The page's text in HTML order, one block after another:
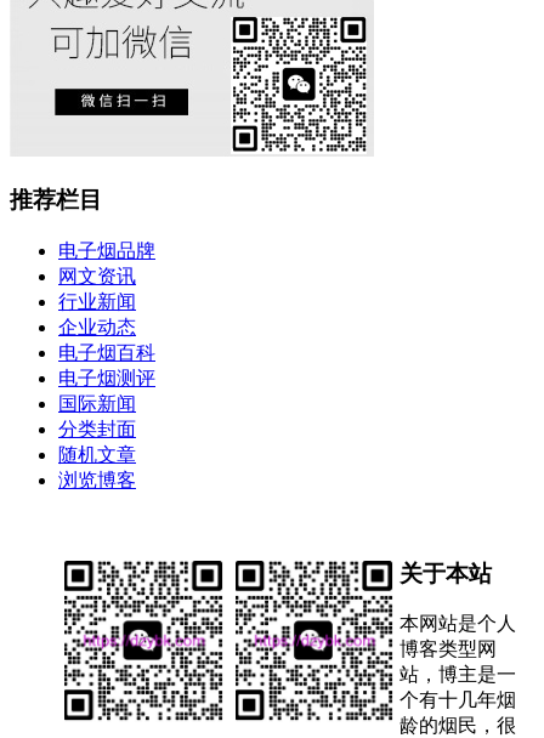
推荐栏目
电子烟品牌
网文资讯
行业新闻
企业动态
电子烟百科
电子烟测评
国际新闻
分类封面
随机文章
浏览博客
关于本站
本网站是个人
博客类型网
站，博主是一
个有十几年烟
龄的烟民，很